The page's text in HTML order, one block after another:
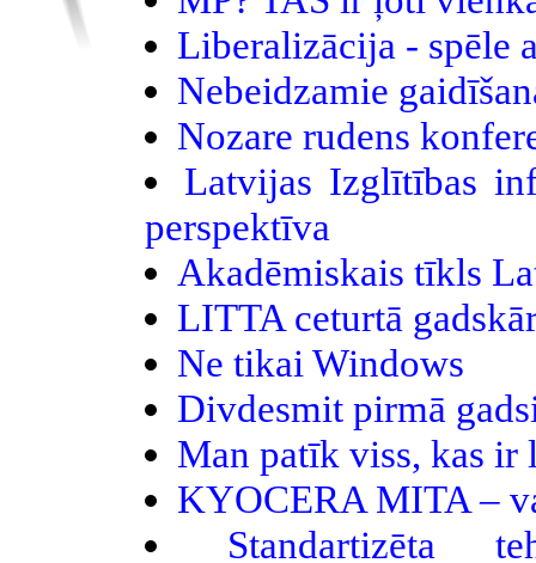
Liberalizācija - spēle
Nebeidzamie
Nozare rudens
Latvijas Izglītības
perspektīva
Akadēmiskais tīkls
LITTA ceturtā
Ne tikai Windows
Divdesmit pirmā
Man patīk viss, kas ir
KYOCERA MITA –
Standartizēta